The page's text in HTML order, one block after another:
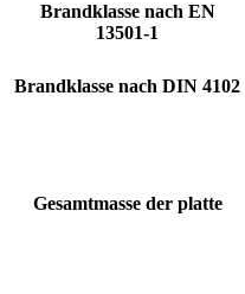
Brandklasse nach EN
13501-1
Brandklasse nach DIN 4102
Gesamtmasse der platte